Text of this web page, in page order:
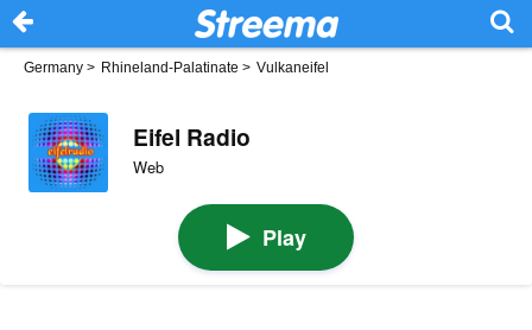
Germany > Rhineland-Palatinate > Vulkaneifel
Eifel Radio
Web
Play